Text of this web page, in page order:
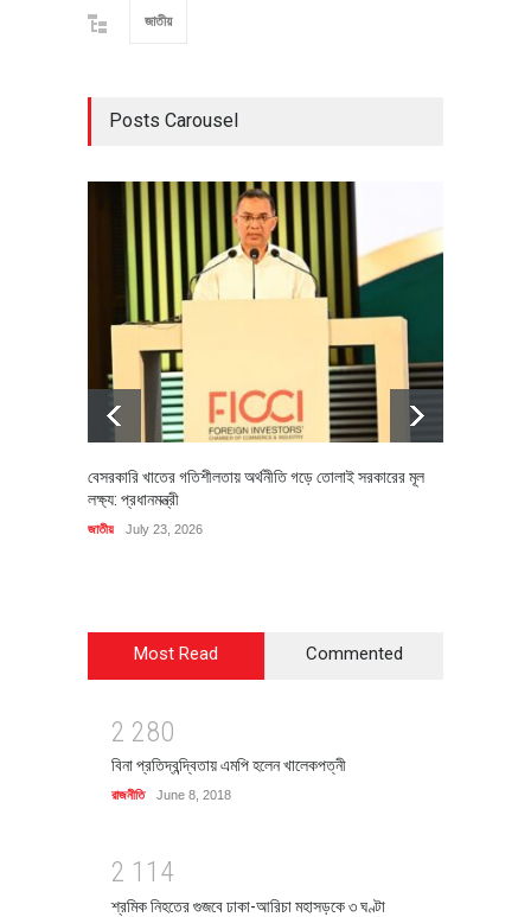
জাতীয়
Posts Carousel
বেসরকারি খাতের গতিশীলতায় অর্থনীতি গড়ে তোলাই সরকারের মূল
লক্ষ্য: প্রধানমন্ত্রী
জাতীয় July 23, 2026
Most Read Commented
2 280
বিনা প্রতিদ্বন্দ্বিতায় এমপি হলেন খালেকপত্নী
রাজনীতি June 8, 2018
2 1 1 4
শ্রমিক নিহতের গুজবে ঢাকা-আরিচা মহাসড়কে ৩ ঘণ্টা